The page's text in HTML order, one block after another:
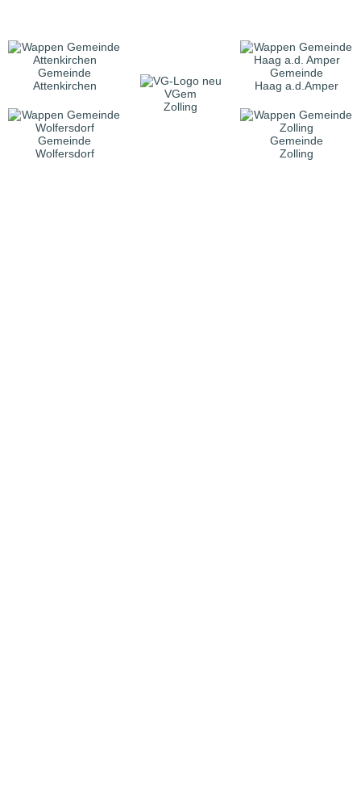
Gemeinde
Attenkirchen
VGem
Zolling
Gemeinde
Haag a.d.Amper
Gemeinde
Wolfersdorf
Gemeinde
Zolling